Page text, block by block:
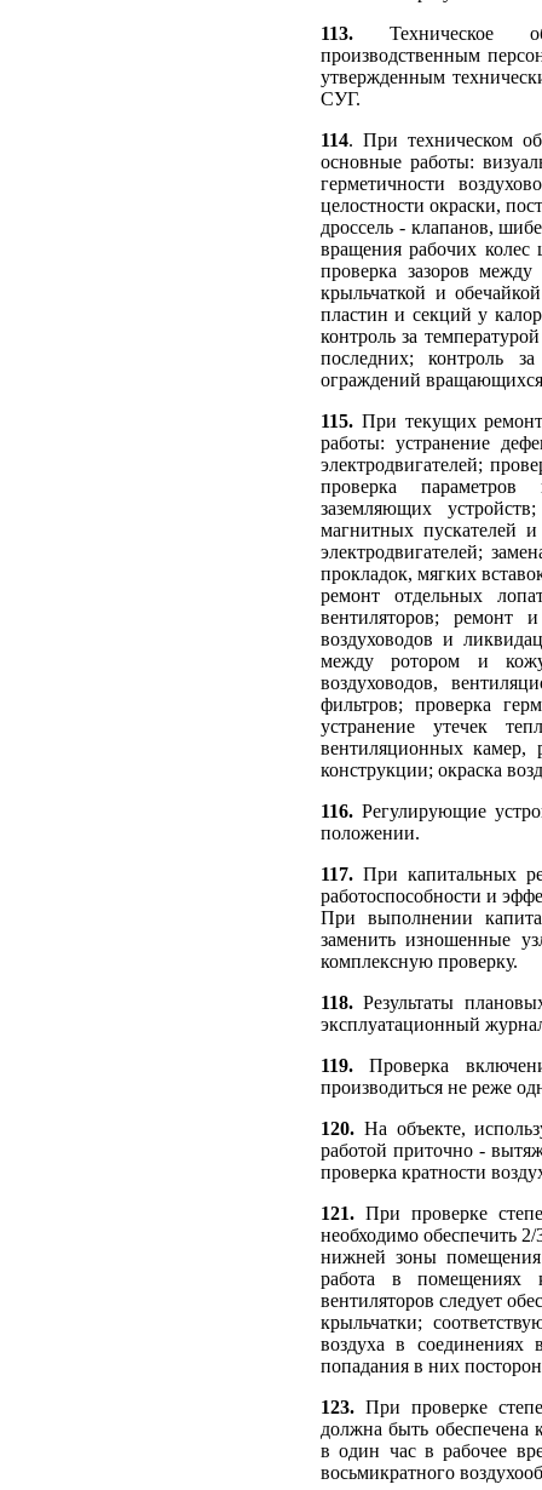
113. Техническое
производственным
утвержденным
СУГ.
114. При техническом
основные работы:
герметичности
целостности окраски,
дроссель - клапанов,
вращения рабочих колес
проверка зазоров
крыльчаткой и
пластин и секций у
контроль за
последних; контроль
ограждений вращающихся
115. При текущих
работы: устранение
электродвигателей;
проверка параметров
заземляющих
магнитных пускателей
электродвигателей;
прокладок, мягких
ремонт отдельных
вентиляторов; ремонт
воздуховодов и
между ротором и
воздуховодов,
фильтров; проверка
устранение утечек
вентиляционных камер,
конструкции; окраска
116. Регулирующие
положении.
117. При капитальных
работоспособности и
При выполнении
заменить изношенные
комплексную проверку.
118. Результаты
эксплуатационный
119.Проверка
производиться не реже
120. На объекте,
работой приточно -
проверка кратности
121. При проверке
необходимо обеспечить
нижней зоны помещения
работа в помещениях
вентиляторов следует
крыльчатки;
воздуха в соединениях
попадания в них
123.При проверке
должна быть обеспечена
в один час в рабочее
восьмикратного